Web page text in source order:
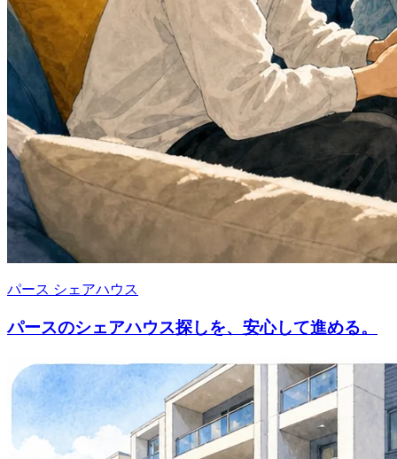
パース シェアハウス
パースのシェアハウス探しを、安心して進める。